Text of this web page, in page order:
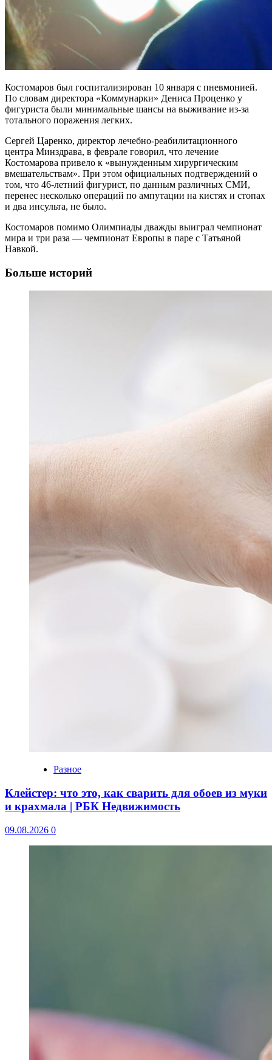
Костомаров был госпитализирован 10 января с пневмонией.
По словам директора «Коммунарки» Дениса Проценко у
фигуриста были минимальные шансы на выживание из-за
тотального поражения легких.
Сергей Царенко, директор лечебно-реабилитационного
центра Минздрава, в феврале говорил, что лечение
Костомарова привело к «вынужденным хирургическим
вмешательствам». При этом официальных подтверждений о
том, что 46-летний фигурист, по данным различных СМИ,
перенес несколько операций по ампутации на кистях и стопах
и два инсульта, не было.
Костомаров помимо Олимпиады дважды выиграл чемпионат
мира и три раза — чемпионат Европы в паре с Татьяной
Навкой.
Больше историй
Разное
Клейстер: что это, как сварить для обоев из муки
и крахмала | РБК Недвижимость
09.08.2026 0